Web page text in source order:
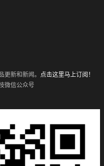
更新和新闻。 点击这里马上订阅！
微信公众号